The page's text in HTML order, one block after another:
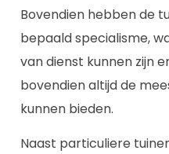
Bovendien hebben de
bepaald specialisme,
van dienst kunnen zijn
bovendien altijd de
kunnen bieden.
Naast particuliere